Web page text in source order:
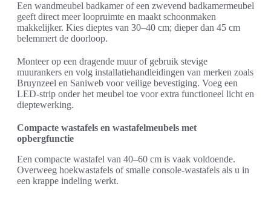
Een wandmeubel badkamer of een zwevend badkamermeubel
geeft direct meer loopruimte en maakt schoonmaken
makkelijker. Kies dieptes van 30–40 cm; dieper dan 45 cm
belemmert de doorloop.
Monteer op een dragende muur of gebruik stevige
muurankers en volg installatiehandleidingen van merken zoals
Bruynzeel en Saniweb voor veilige bevestiging. Voeg een
LED-strip onder het meubel toe voor extra functioneel licht en
dieptewerking.
Compacte wastafels en wastafelmeubels met
opbergfunctie
Een compacte wastafel van 40–60 cm is vaak voldoende.
Overweeg hoekwastafels of smalle console-wastafels als u in
een krappe indeling werkt.